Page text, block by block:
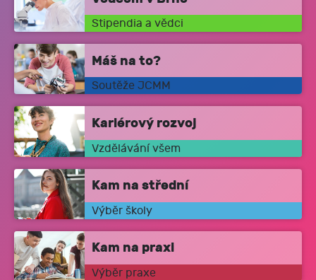
Stipendia a vědci
Máš na to?
Soutěže JCMM
Kariérový rozvoj
Vzdělávání všem
Kam na střední
Výběr školy
Kam na praxi
Výběr praxe